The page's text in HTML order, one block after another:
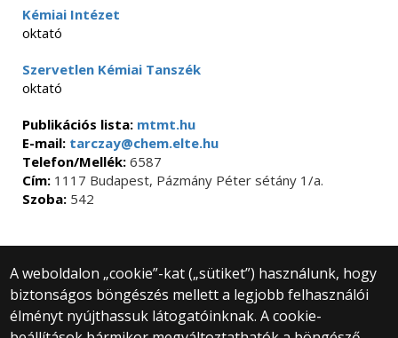
Kémiai Intézet
oktató
Szervetlen Kémiai Tanszék
oktató
Publikációs lista: mtmt.hu
E-mail: tarczay@chem.elte.hu
Telefon/Mellék: 6587
Cím: 1117 Budapest, Pázmány Péter sétány 1/a.
Szoba: 542
A weboldalon „cookie”-kat („sütiket”) használunk, hogy
biztonságos böngészés mellett a legjobb felhasználói
élményt nyújthassuk látogatóinknak. A cookie-
© 2025 Eötvös Loránd Tudományegyetem
Minden jog fenntartva.